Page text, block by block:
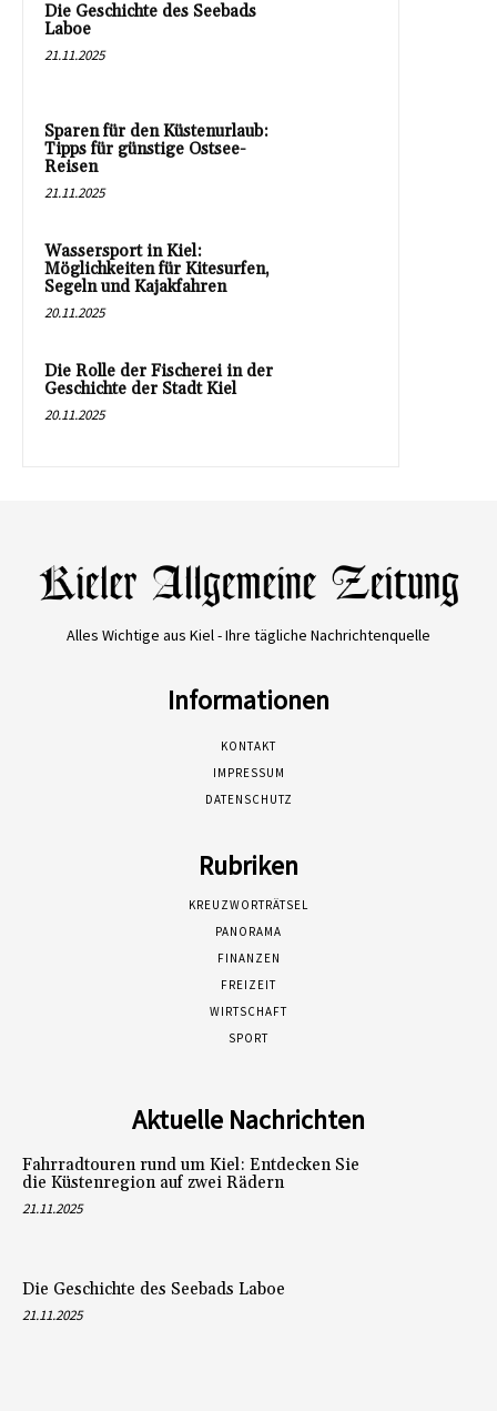
Die Geschichte des Seebads
Laboe
21.11.2025
Sparen für den Küstenurlaub:
Tipps für günstige Ostsee-
Reisen
21.11.2025
Wassersport in Kiel:
Möglichkeiten für Kitesurfen,
Segeln und Kajakfahren
20.11.2025
Die Rolle der Fischerei in der
Geschichte der Stadt Kiel
20.11.2025
Alles Wichtige aus Kiel - Ihre tägliche Nachrichtenquelle
Informationen
KONTAKT
IMPRESSUM
DATENSCHUTZ
Rubriken
KREUZWORTRÄTSEL
PANORAMA
FINANZEN
FREIZEIT
WIRTSCHAFT
SPORT
Aktuelle Nachrichten
Fahrradtouren rund um Kiel: Entdecken Sie
die Küstenregion auf zwei Rädern
21.11.2025
Die Geschichte des Seebads Laboe
21.11.2025